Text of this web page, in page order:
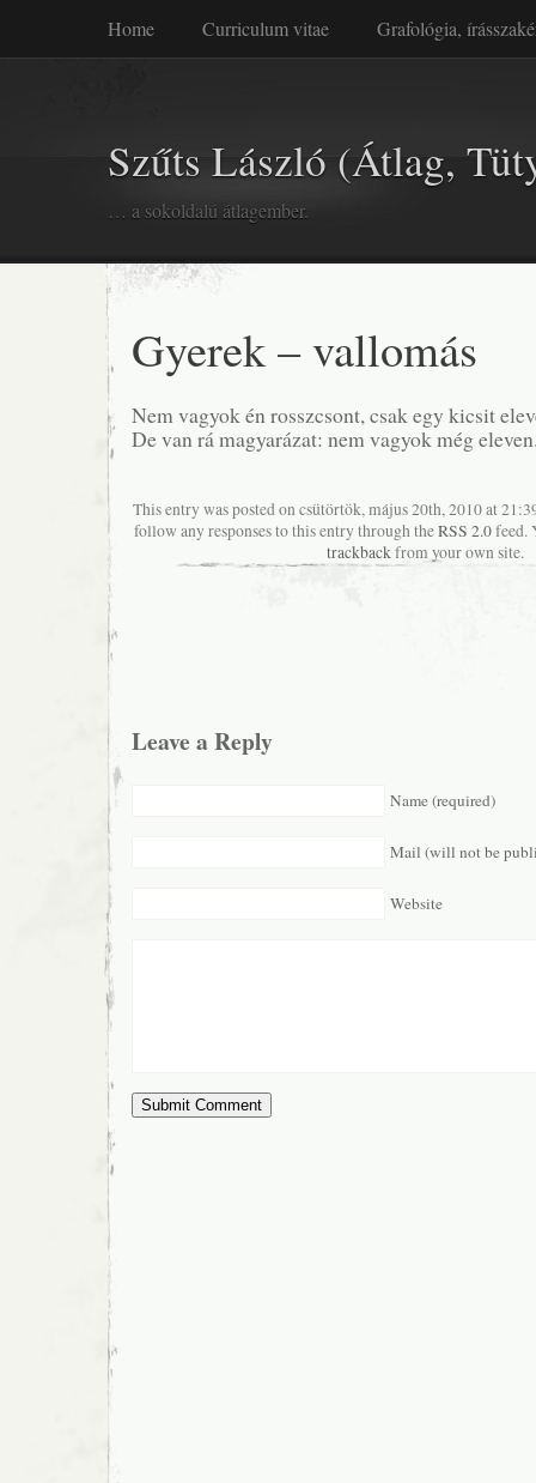
Home Curriculum vitae Grafológia,
… a sokoldalú átlagember.
Szűts László (Átlag,
Gyerek – vallomás
Nem vagyok én rosszcsont, csak egy kicsit
De van rá magyarázat: nem vagyok még
This entry was posted on csütörtök, május 20th, 2010 at
follow any responses to this entry through theRSS 2.0feed.
trackbackfrom your own site.
Leave a Reply
Name (required)
Mail (will not be
Website